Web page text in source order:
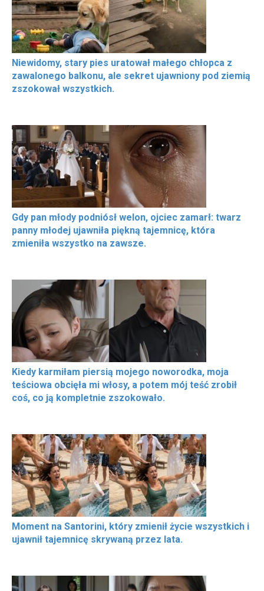
Niewidomy, stary pies uratował małego chłopca z
zawalonego balkonu, ale sekret ujawniony pod ziemią
zszokował wszystkich.
Gdy pan młody podniósł welon, ojciec zamarł: twarz
panny młodej ujawniła piękną tajemnicę, która
zmieniła wszystko na zawsze.
Kiedy karmiłam piersią mojego noworodka, moja
teściowa obcięła mi włosy, a potem mój teść zrobił
coś, co ją kompletnie zszokowało.
Moment na Santorini, który zmienił życie wszystkich i
ujawnił tajemnicę skrywaną przez lata.